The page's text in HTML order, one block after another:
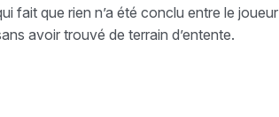
fait que rien n’a été conclu entre le joueur
avoir trouvé de terrain d’entente.